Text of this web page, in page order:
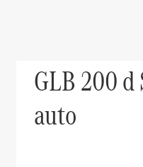
GLB 200
auto